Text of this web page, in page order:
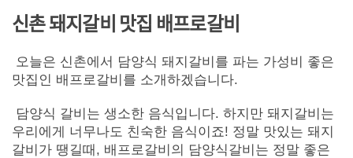
신촌 돼지갈비 맛집 배프로갈비
오늘은 신촌에서 담양식 돼지갈비를 파는 가성비 좋은
맛집인 배프로갈비를 소개하겠습니다.
담양식 갈비는 생소한 음식입니다. 하지만 돼지갈비는
우리에게 너무나도 친숙한 음식이죠! 정말 맛있는 돼지
갈비가 땡길때, 배프로갈비의 담양식갈비는 정말 좋은